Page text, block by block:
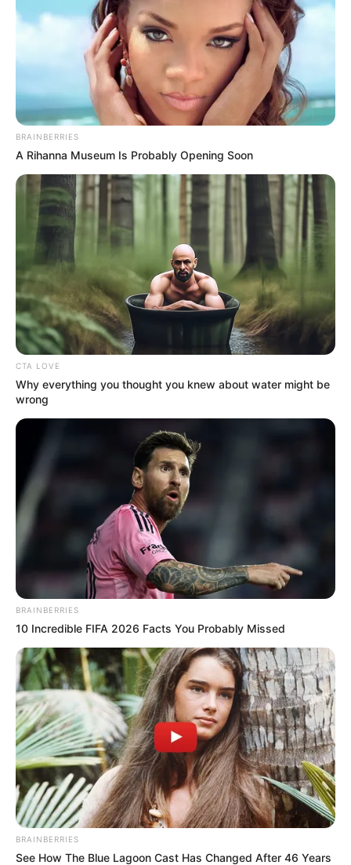
Az ellenzék kikérte magának
érvényesítéséről és a kormányfő „vállalhatatlan”
retorikájáról beszélt.
Az első felszólaló a Mi Hazánk frakcióvezetője,
Toroczkai Gábor volt. Kifogásolta az
alkotmányozás tervezett módszertanát, mondván
alkotmányozó nemzetgyűlés összehívására van
szükség, nem a teljes társadalom bevonására.
Rétvári Bence, a KDNP frakcióvezetője a
keresztény értékek mellett tett hitet és kikérte
magának a maffiázást, hozzátéve, hogy Magyar
Péter nem tervszerű kormányzást folytat, csupán
“az ellenzék ellenzéke”.
Gulyás Gergely, a Fidesz frakcióvezetője
elfogadhatatlannak nevezte a beszédmódot, amit
Magyar Péter megenged magának, és kijelentette,
hogy valójában nem maffiával küzd, hanem
BRAINBERRIES
A Rihanna Museum Is Probably Opening Soon
CTA LOVE
Why everything you thought you knew about water might be
wrong
BRAINBERRIES
10 Incredible FIFA 2026 Facts You Probably Missed
BRAINBERRIES
See How The Blue Lagoon Cast Has Changed After 46 Years